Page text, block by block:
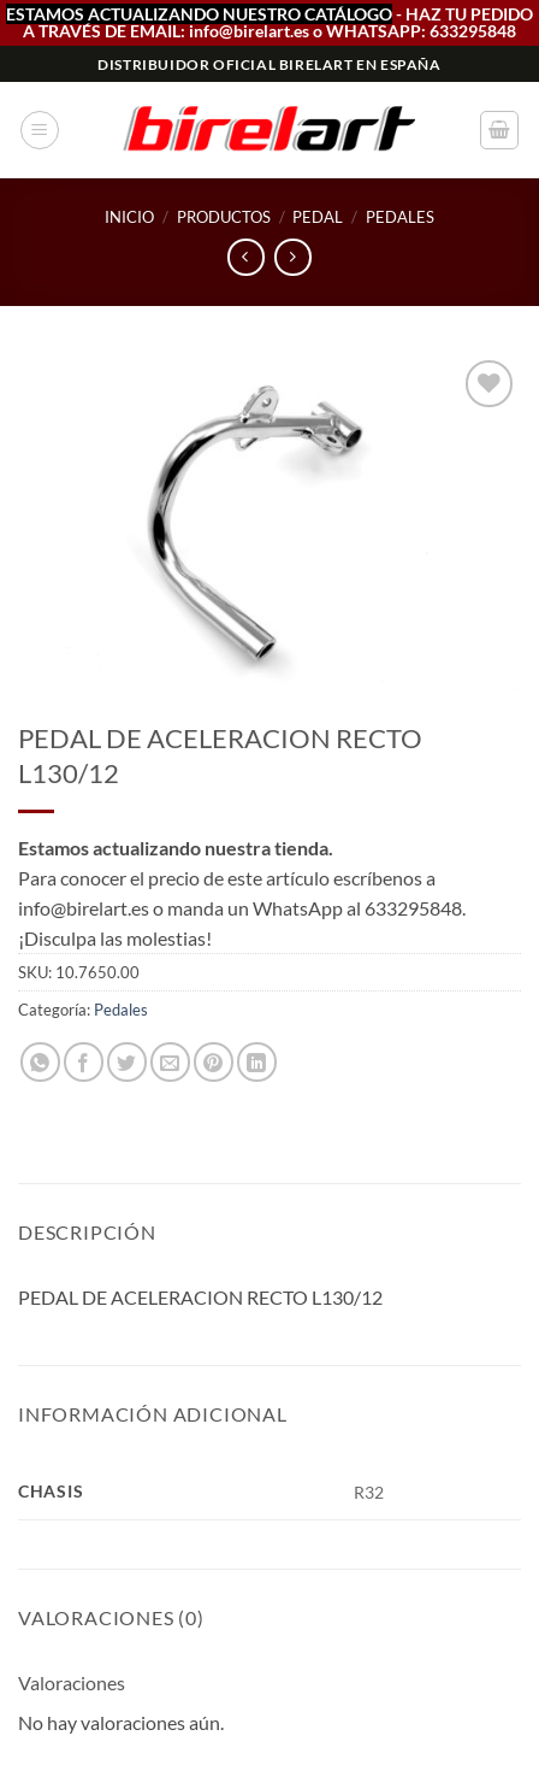
ESTAMOS ACTUALIZANDO NUESTRO CATÁLOGO- HAZ TU PEDIDO
A TRAVÉS DE EMAIL: info@birelart.es o WHATSAPP: 633295848
al
contenido
DISTRIBUIDOR OFICIAL BIRELART EN ESPAÑA
INICIO / PRODUCTOS / PEDAL / PEDALES
PEDAL DE ACELERACION RECTO
L130/12
Estamos actualizando nuestra tienda.
Para conocer el precio de este artículo escríbenos a
info@birelart.es o manda un WhatsApp al 633295848.
¡Disculpa las molestias!
SKU: 10.7650.00
Categoría: Pedales
DESCRIPCIÓN
PEDAL DE ACELERACION RECTO L130/12
INFORMACIÓN ADICIONAL
CHASIS R32
VALORACIONES (0)
Valoraciones
No hay valoraciones aún.